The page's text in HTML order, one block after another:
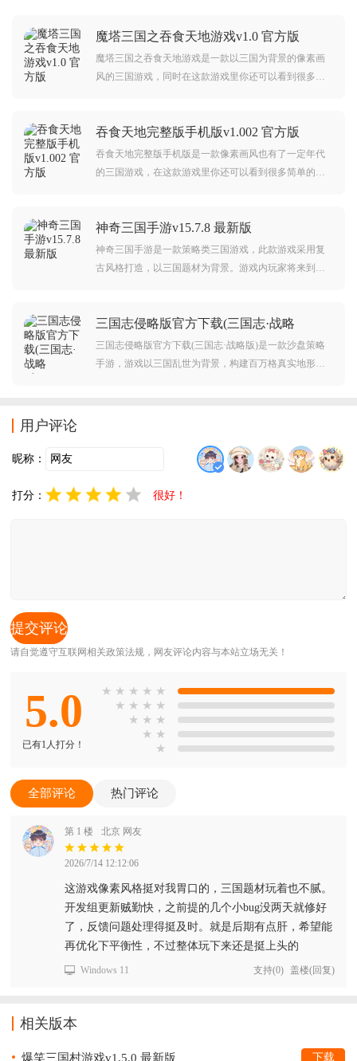
魔塔三国之吞食天地游戏v1.0 官方版
魔塔三国之吞食天地游戏是一款以三国为背景的像素画
风的三国游戏，同时在这款游戏里你还可以看到很多精
精彩，精彩的对话让你感受三国的魅力。
吞食天地完整版手机版v1.002 官方版
吞食天地完整版手机版是一款像素画风也有了一定年代
的三国游戏，在这款游戏里你还可以看到很多简单的并
让你可以展现你的智慧，是很不错的三国游戏。
神奇三国手游v15.7.8 最新版
神奇三国手游是一款策略类三国游戏，此款游戏采用复
古风格打造，以三国题材为背景。游戏内玩家将来到三
趣的玩家不要错过，欢迎大家在本站下载游玩。
三国志侵略版官方下载(三国志·战略
版)v2076.1633 安卓版
三国志侵略版官方下载(三国志·战略版)是一款沙盘策略
手游，游戏以三国乱世为背景，构建百万格真实地形沙
用户评论
昵称：
打分： 很好！
请自觉遵守互联网相关政策法规，网友评论内容与本站立场无关！
5.0
已有1人打分！
★ ★ ★ ★ ★
★ ★ ★ ★
★ ★ ★
★ ★
★
全部评论 热门评论
第 1 楼 北京 网友
2026/7/14 12:12:06
这游戏像素风格挺对我胃口的，三国题材玩着也不腻。
开发组更新贼勤快，之前提的几个小bug没两天就修好
了，反馈问题处理得挺及时。就是后期有点肝，希望能
再优化下平衡性，不过整体玩下来还是挺上头的
Windows 11 支持(0) 盖楼(回复)
相关版本
爆笑三国村游戏v1.5.0 最新版 下载